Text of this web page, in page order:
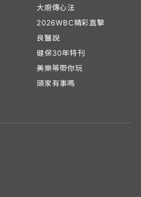
大廚傳心法
2026WBC精彩直擊
良醫說
健保30年特刊
美樂蒂帶你玩
頭家有事嗎